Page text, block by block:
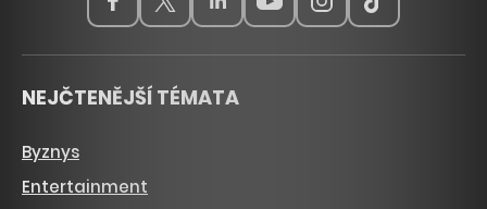
NEJČTENĚJŠÍ TÉMATA
Byznys
Entertainment